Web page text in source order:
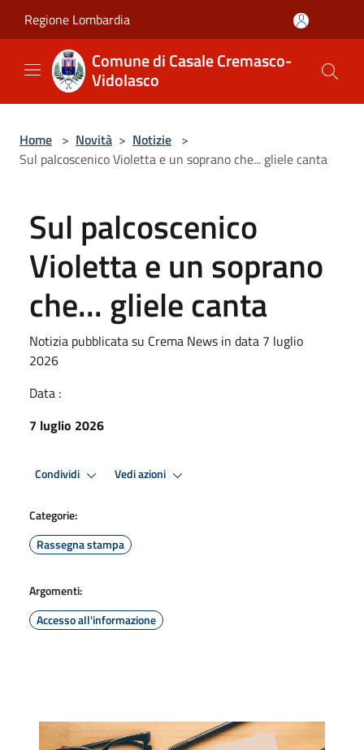
Regione Lombardia
Comune di Casale Cremasco-
Vidolasco
Home > Novità > Notizie >
Sul palcoscenico Violetta e un soprano che... gliele canta
Sul palcoscenico
Violetta e un soprano
che... gliele canta
Notizia pubblicata su Crema News in data 7 luglio
2026
Data :
7 luglio 2026
Condividi Vedi azioni
Categorie:
Rassegna stampa
Argomenti:
Accesso all'informazione